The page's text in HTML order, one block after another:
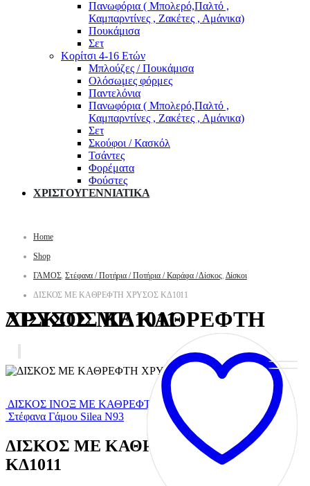
Πανωφόρια ( Μπολερό,Παλτό ,
Καμπαρντίνες , Ζακέτες , Αμάνικα)
Πουκάμισα
Σετ
Κορίτσι 4-16 Ετών
Μπλούζες / Πουκάμισα
Ολόσωμες φόρμες
Παντελόνια
Πανωφόρια ( Μπολερό,Παλτό ,
Καμπαρντίνες , Ζακέτες , Αμάνικα)
Σετ
Σκούφοι / Κασκόλ
Τσάντες
Φορέματα
Φούστες
ΧΡΙΣΤΟΥΓΕΝΝΙΑΤΙΚΑ
Home
Shop
ΓΑΜΟΣ,Στέφανα / Ποτήρια / Ποτήρια / Καράφα / Δίσκος, Δίσκοι
ΔΙΣΚΟΣ ΜΕ ΚΑΘΡΕΦΤΗ ΧΡΥΣΟΣ ΚΔ1011
ΔΙΣΚΟΣ ΜΕ ΚΑΘΡΕΦΤΗ ΧΡΥΣΟΣ ΚΔ1011
ΔΙΣΚΟΣ ΙΝΟΞ ΜΕ ΚΑΘΡΕΦΤΗ ΚΔ1012
Στέφανα Γάμου Silea Ν93
ΔΙΣΚΟΣ ΜΕ ΚΑΘΡΕΦΤΗ ΧΡΥΣΟΣ
ΚΔ1011